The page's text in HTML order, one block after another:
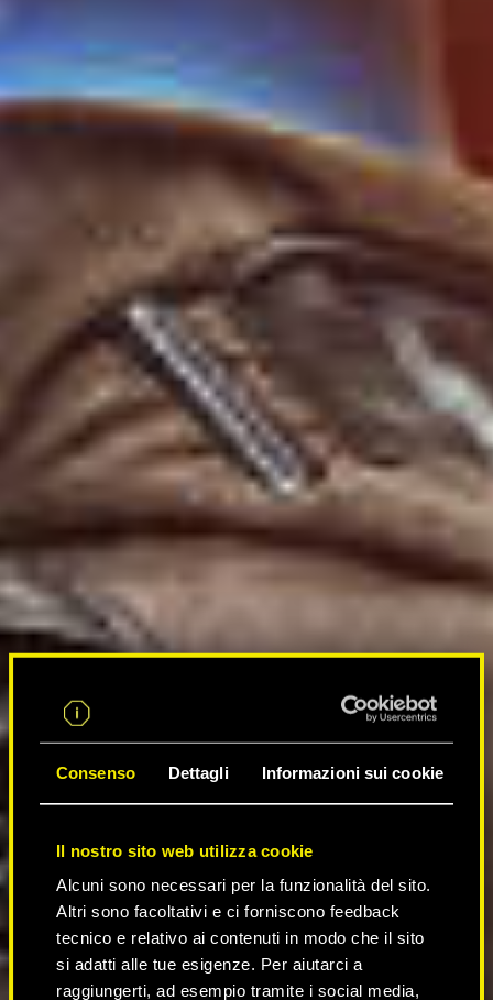
Consenso Dettagli Informazioni sui cookie
Il nostro sito web utilizza cookie
Alcuni sono necessari per la funzionalità del sito.
Altri sono facoltativi e ci forniscono feedback
tecnico e relativo ai contenuti in modo che il sito
si adatti alle tue esigenze. Per aiutarci a
raggiungerti, ad esempio tramite i social media,